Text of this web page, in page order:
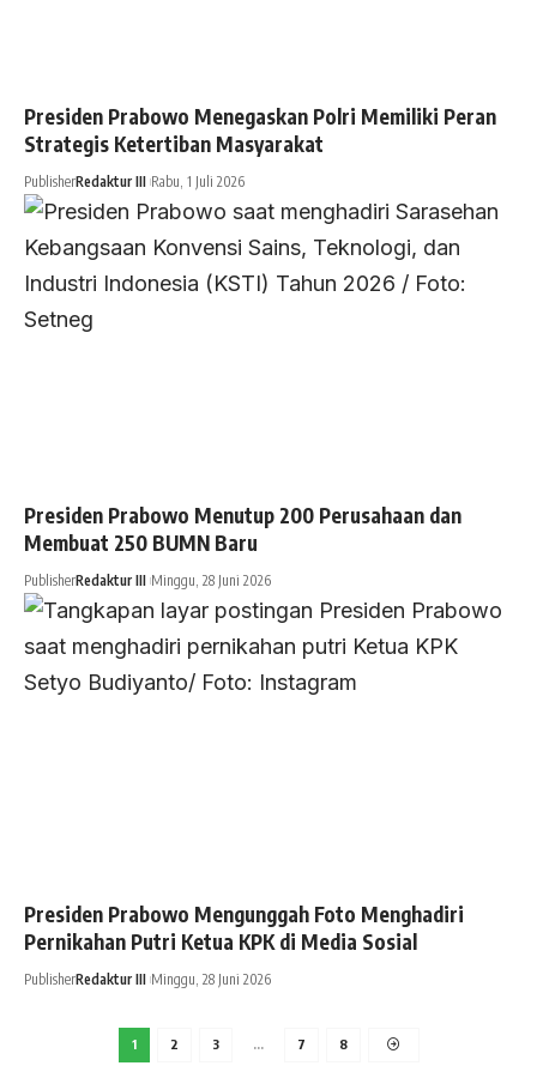
Presiden Prabowo Menegaskan Polri Memiliki Peran
Strategis Ketertiban Masyarakat
PublisherRedaktur III Rabu, 1 Juli 2026
Presiden Prabowo Menutup 200 Perusahaan dan
Membuat 250 BUMN Baru
PublisherRedaktur III Minggu, 28 Juni 2026
Presiden Prabowo Mengunggah Foto Menghadiri
Pernikahan Putri Ketua KPK di Media Sosial
PublisherRedaktur III Minggu, 28 Juni 2026
1 2 3 … 7 8